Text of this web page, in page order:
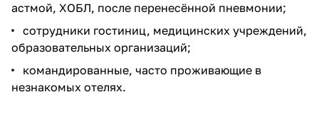
астмой, ХОБЛ, после перенесённой пневмонии;
сотрудники гостиниц, медицинских учреждений,
образовательных организаций;
командированные, часто проживающие в
незнакомых отелях.